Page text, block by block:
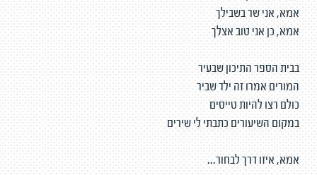
אמא, אני שר בשבילך
אמא, כן אני טוב אצלך
בבית הספר התיכון שבעיר
המורים אמרו זה ילד שביר
כולם רצו להיות טייסים
במקום השיעורים כתבתי לי שירים
אמא, איזו דרך לבחור...